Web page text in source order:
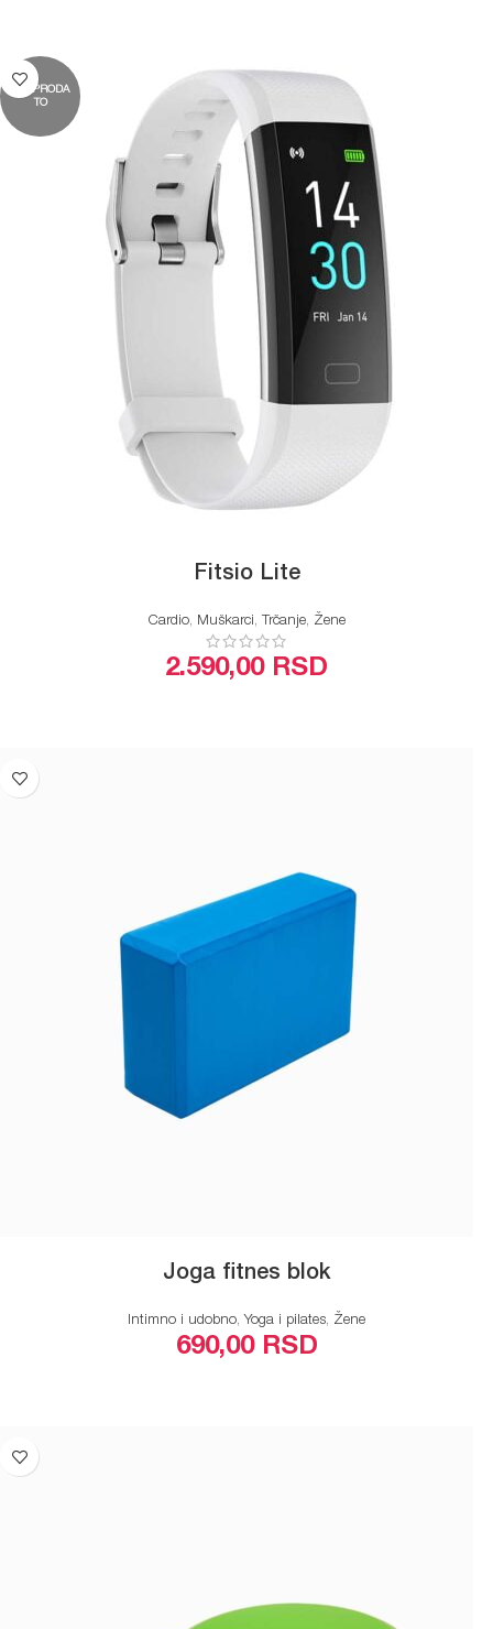
RASPRODA
TO
Fitsio Lite
Cardio, Muškarci, Trčanje, Žene
2.590,00 RSD
Joga fitnes blok
Intimno i udobno, Yoga i pilates, Žene
690,00 RSD